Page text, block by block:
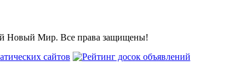
Новый Мир. Все права защищены!